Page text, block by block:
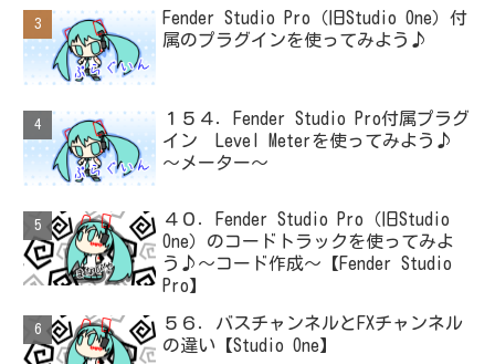
Fender Studio Pro（旧Studio One）付
属のプラグインを使ってみよう♪
１５４．Fender Studio Pro付属プラグ
イン Level Meterを使ってみよう♪
～メーター～
４０．Fender Studio Pro（旧Studio
One）のコードトラックを使ってみよ
う♪～コード作成～【Fender Studio
Pro】
５６．バスチャンネルとFXチャンネル
の違い【Studio One】